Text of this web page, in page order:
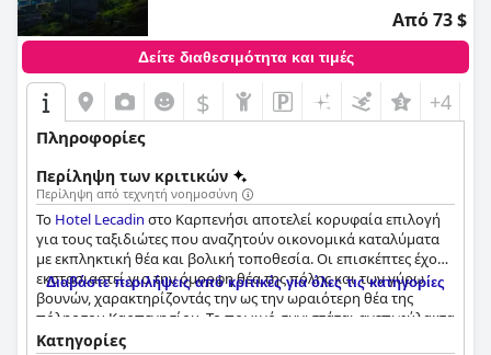
Από 73 $
Δείτε διαθεσιμότητα και τιμές
$ +4
Πληροφορίες
Περίληψη των κριτικών
Περίληψη από τεχνητή νοημοσύνη
Το Hotel Lecadin στο Καρπενήσι αποτελεί κορυφαία επιλογή
για τους ταξιδιώτες που αναζητούν οικονομικά καταλύματα
με εκπληκτική θέα και βολική τοποθεσία. Οι επισκέπτες έχουν
εκστασιαστεί για την όμορφη θέα της πόλης και των γύρω
βουνών, χαρακτηρίζοντάς την ως την ωραιότερη θέα της
πόλης του Καρπενησίου. Το πρωινό συνιστάται ανεπιφύλακτα
από τους επισκέπτες, με πολλούς να το περιγράφουν ως
Διαβάστε περιλήψεις από κριτικές για όλες τις κατηγορίες
Κατηγορίες